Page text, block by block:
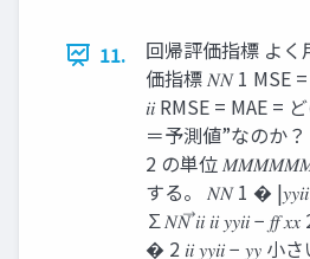
11.
回帰評価指標 よ
価指標 𝑁𝑁 1 MSE =
𝑖𝑖 RMSE = MAE =
＝予測値”なのか
2 の単位 𝑀𝑀𝑀𝑀𝑀𝑀
する。 𝑁𝑁 1 � |𝑦𝑦𝑖𝑖
∑𝑁𝑁 ⃗𝑖𝑖 𝑖𝑖 𝑦𝑦𝑖𝑖 −
� 2 𝑖𝑖 𝑦𝑦𝑖𝑖 − 𝑦𝑦 小